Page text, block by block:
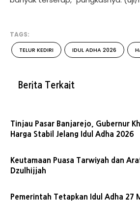
TAGS:
TELUR KEDIRI IDUL ADHA 2026
Berita Terkait
Tinjau Pasar Banjarejo, Gubernur
Harga Stabil Jelang Idul Adha 2026
Keutamaan Puasa Tarwiyah dan
Dzulhijjah
Pemerintah Tetapkan Idul Adha 27